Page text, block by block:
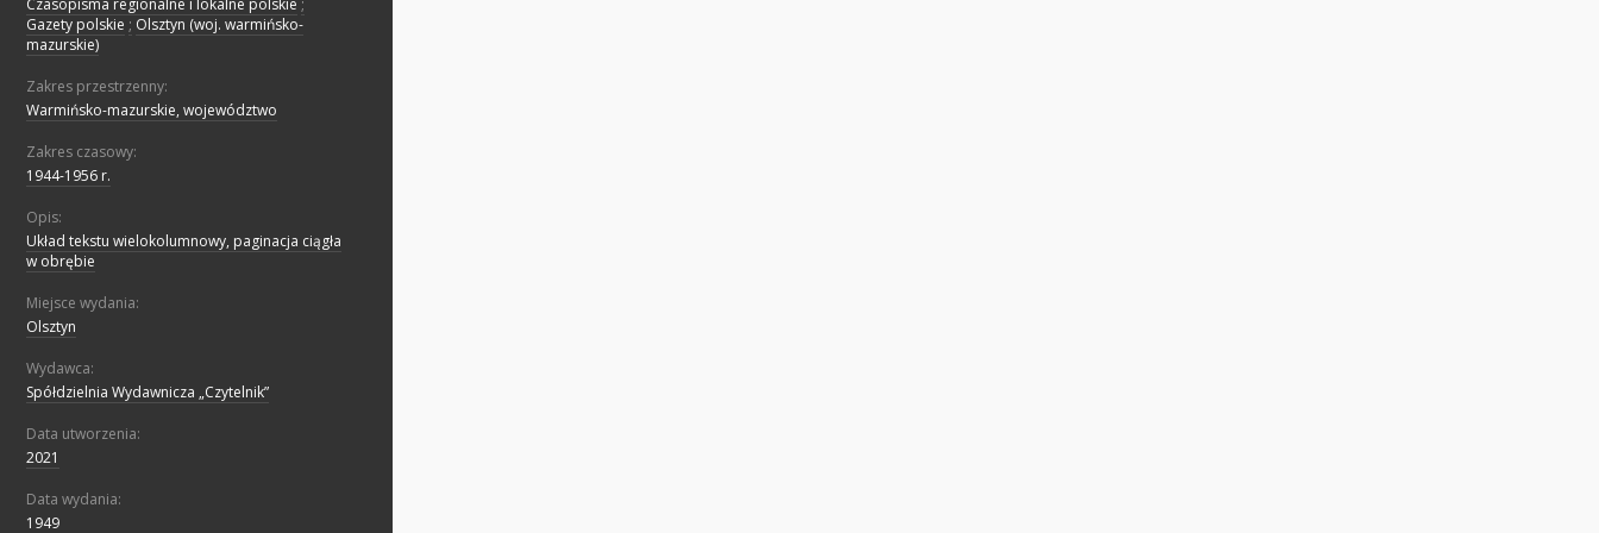
Czasopisma regionalne i lokalne polskie ;
Gazety polskie ; Olsztyn (woj. warmińsko-
mazurskie)
Zakres przestrzenny:
Warmińsko-mazurskie, województwo
Zakres czasowy:
1944-1956 r.
Opis:
Układ tekstu wielokolumnowy, paginacja ciągła
w obrębie
Miejsce wydania:
Olsztyn
Wydawca:
Spółdzielnia Wydawnicza „Czytelnik”
Data utworzenia:
2021
Data wydania:
1949